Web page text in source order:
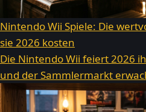
Nintendo Wii Spiele: Die
sie 2026 kosten
Die Nintendo Wii feiert 2026
und der Sammlermarkt